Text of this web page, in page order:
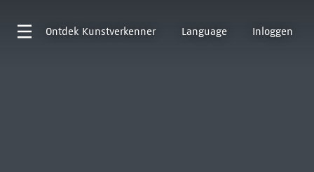
Ontdek Kunstverkenner Language Inloggen